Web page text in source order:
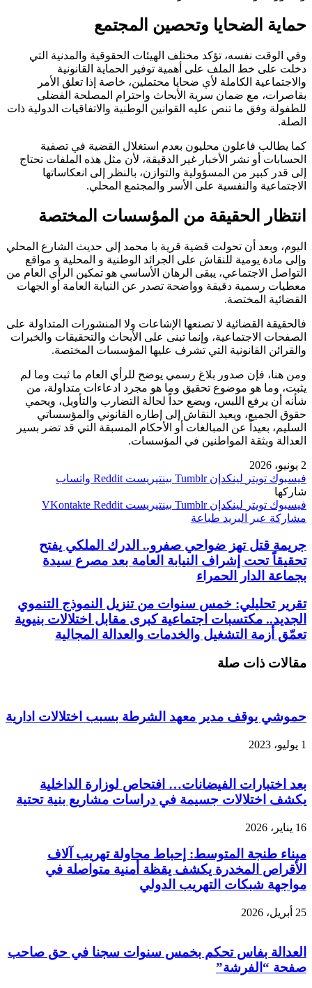
حماية الضحايا وتحصين المجتمع
وفي الوقت نفسه، تؤكد مختلف الهيئات الحقوقية والمدنية التي
دخلت على خط الملف على أهمية توفير الحماية القانونية
والاجتماعية الكاملة لأي ضحايا محتملين، خاصة إذا تعلق الأمر
بقاصرات، مع ضمان سرية الأبحاث واحترام المصلحة الفضلى
للطفولة وفق ما تنص عليه القوانين الوطنية والاتفاقيات الدولية ذات
الصلة.
كما يطالب فاعلون محليون بعدم استغلال القضية في تصفية
الحسابات أو نشر الأخبار غير الدقيقة، لأن مثل هذه الملفات تحتاج
إلى قدر كبير من المسؤولية والتوازن، بالنظر إلى انعكاساتها
الاجتماعية والنفسية على الأسر والمجتمع المحلي.
انتظار الحقيقة من المؤسسات المختصة
اليوم، وبعد أن تحولت قضية قرية با محمد إلى حديث الشارع المحلي
وإلى مادة يومية للنقاش على الجرائد الوطنية و المحلية و مواقع
التواصل الاجتماعي، يبقى الرهان الأساسي هو تمكين الرأي العام من
معطيات رسمية دقيقة وواضحة تصدر عن النيابة العامة أو الجهات
القضائية المختصة.
فالحقيقة القضائية لا تصنعها الإشاعات ولا المنشورات المتداولة على
الصفحات الاجتماعية، وإنما تبنى على الأبحاث والتحقيقات والخبرات
والقرائن القانونية التي تشرف عليها المؤسسات المختصة.
ومن هنا، فإن صدور بلاغ رسمي يوضح للرأي العام ما ثبت وما لم
يثبت، وما هو موضوع تحقيق وما هو مجرد ادعاءات متداولة، من
شأنه أن يرفع اللبس، ويضع حداً لحالة التضارب والتأويل، ويحمي
حقوق الجميع، ويعيد النقاش إلى إطاره القانوني والمؤسساتي
السليم، بعيداً عن المبالغات أو الأحكام المسبقة التي قد تضر بسير
العدالة وبثقة المواطنين في المؤسسات.
2 يونيو، 2026
فيسبوك تويتر لينكدإن بينتيريست
واتساب
شاركها
فيسبوك تويتر لينكدإن بينتيريست
مشاركة عبر البريد طباعة
جريمة قتل تهز ضواحي صفرو.. الدرك الملكي يفتح
تحقيقاً تحت إشراف النيابة العامة بعد مصرع سيدة
بجماعة الدار الحمراء
تقرير تحليلي: خمس سنوات من تنزيل النموذج التنموي
الجديد.. مكتسبات اجتماعية كبرى مقابل اختلالات بنيوية
تعمّق أزمة التشغيل والخدمات والعدالة المجالية
مقالات ذات صلة
حموشي يوقف مدير معهد الشرطة بسبب اختلالات ادارية
1 يوليو، 2023
بعد اختبارات الفيضانات… افتحاص لوزارة الداخلية
يكشف اختلالات جسيمة في دراسات مشاريع بنية تحتية
16 يناير، 2026
ميناء طنجة المتوسط: إحباط محاولة تهريب آلاف
الأقراص المخدرة يكشف يقظة أمنية متواصلة في
مواجهة شبكات التهريب الدولي
25 أبريل، 2026
العدالة بفاس تحكم بخمس سنوات سجنا في حق صاحب
صفحة “الفرشة”